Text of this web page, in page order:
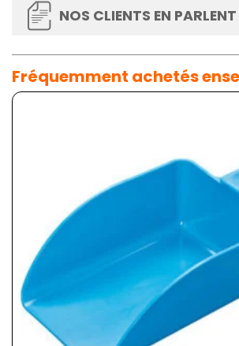
NOS CLIENTS EN PARLENT
Fréquemment achetés